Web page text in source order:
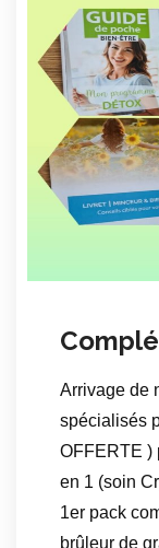
Arrivage de
spécialisés
OFFERTE )
en 1 (soin
1er pack
brûleur de